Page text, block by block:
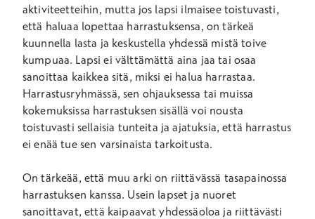
aktiviteetteihin, mutta jos lapsi ilmaisee toistuvasti,
että haluaa lopettaa harrastuksensa, on tärkeä
kuunnella lasta ja keskustella yhdessä mistä toive
kumpuaa. Lapsi ei välttämättä aina jaa tai osaa
sanoittaa kaikkea sitä, miksi ei halua harrastaa.
Harrastusryhmässä, sen ohjauksessa tai muissa
kokemuksissa harrastuksen sisällä voi nousta
toistuvasti sellaisia tunteita ja ajatuksia, että harrastus
ei enää tue sen varsinaista tarkoitusta.
On tärkeää, että muu arki on riittävässä tasapainossa
harrastuksen kanssa. Usein lapset ja nuoret
sanoittavat, että kaipaavat yhdessäoloa ja riittävästi